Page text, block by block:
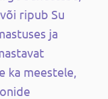
ripub Su
ja
ka meestele,